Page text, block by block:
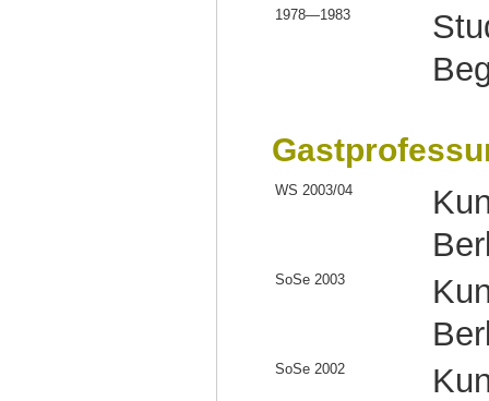
1978—1983
WS 2003/04
SoSe 2003
SoSe 2002